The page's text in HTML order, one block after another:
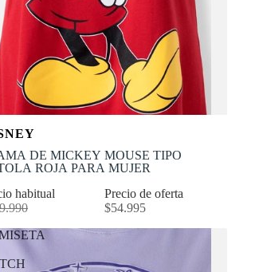
OFF
XS S M L XL
DE MICKEY MOUSE TIPO
ROJA PARA MUJER
Precio de oferta
$54.995
habitual